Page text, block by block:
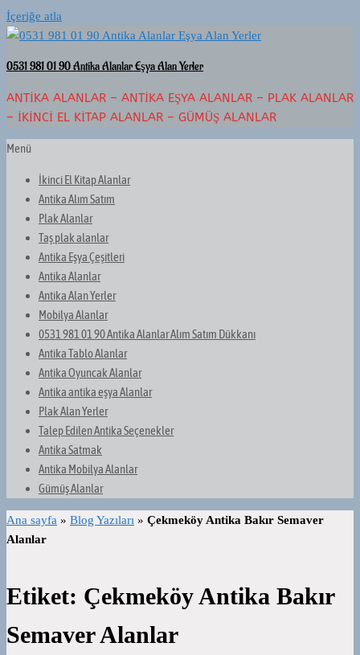
İçeriğe atla
0531 981 01 90 Antika Alanlar Eşya Alan Yerler
ANTIKA ALANLAR – ANTIKA EŞYA ALANLAR – PLAK ALANLAR
– İKINCI EL KITAP ALANLAR – GÜMÜŞ ALANLAR
Menü
İkinci El Kitap Alanlar
Antika Alım Satım
Plak Alanlar
Taş plak alanlar
Antika Eşya Çeşitleri
Antika Alanlar
Antika Alan Yerler
Mobilya Alanlar
0531 981 01 90 Antika Alanlar Alım Satım Dükkanı
Antika Tablo Alanlar
Antika Oyuncak Alanlar
Antika antika eşya Alanlar
Plak Alan Yerler
Talep Edilen Antika Seçenekler
Antika Satmak
Antika Mobilya Alanlar
Gümüş Alanlar
Ana sayfa » Blog Yazıları » Çekmeköy Antika Bakır Semaver
Alanlar
Etiket: Çekmeköy Antika Bakır
Semaver Alanlar